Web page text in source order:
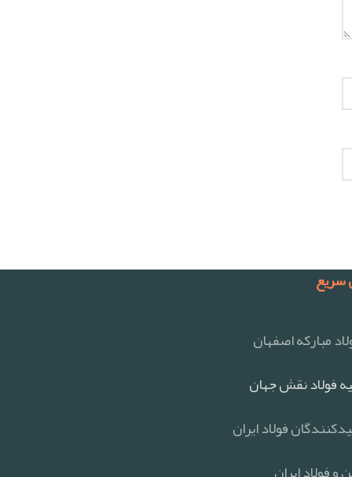
مبارکه اصفهان
فولاد نقش جهان
فولاد ایران